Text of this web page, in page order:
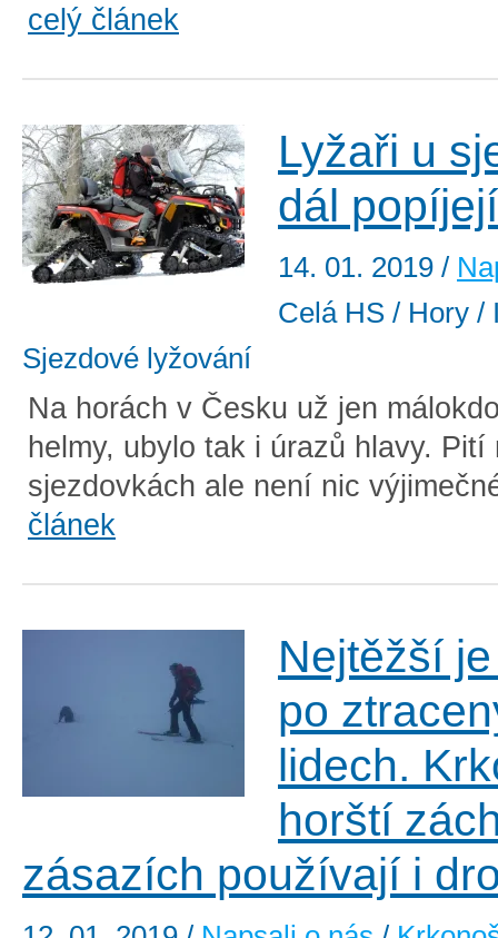
celý článek
Lyžaři u
dál popíjejí
14. 01. 2019 /
Celá HS / Hory /
Sjezdové lyžování
Na horách v Česku už jen
helmy, ubylo tak i úrazů hlavy. Pití
sjezdovkách ale není nic
článek
Nejtěžší
po
lidech.
horští
zásazích používají i